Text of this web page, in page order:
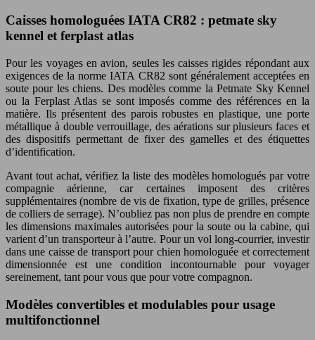
Caisses homologuées IATA CR82 : petmate sky
kennel et ferplast atlas
Pour les voyages en avion, seules les caisses rigides répondant aux
exigences de la norme IATA CR82 sont généralement acceptées en
soute pour les chiens. Des modèles comme la Petmate Sky Kennel
ou la Ferplast Atlas se sont imposés comme des références en la
matière. Ils présentent des parois robustes en plastique, une porte
métallique à double verrouillage, des aérations sur plusieurs faces et
des dispositifs permettant de fixer des gamelles et des étiquettes
d’identification.
Avant tout achat, vérifiez la liste des modèles homologués par votre
compagnie aérienne, car certaines imposent des critères
supplémentaires (nombre de vis de fixation, type de grilles, présence
de colliers de serrage). N’oubliez pas non plus de prendre en compte
les dimensions maximales autorisées pour la soute ou la cabine, qui
varient d’un transporteur à l’autre. Pour un vol long-courrier, investir
dans une caisse de transport pour chien homologuée et correctement
dimensionnée est une condition incontournable pour voyager
sereinement, tant pour vous que pour votre compagnon.
Modèles convertibles et modulables pour usage
multifonctionnel